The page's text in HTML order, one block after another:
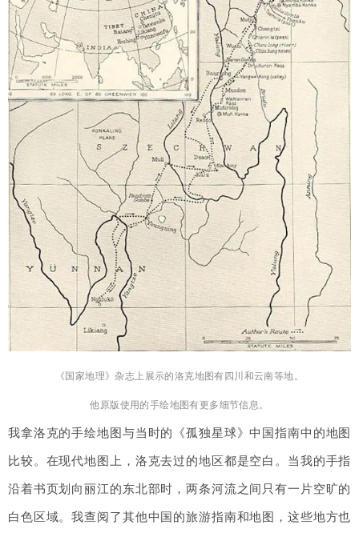
《国家地理》杂志上展示的洛克地图有四川和云南等地。
他原版使用的手绘地图有更多细节信息。
我拿洛克的手绘地图与当时的《孤独星球》中国指南中的地图
比较。在现代地图上，洛克去过的地区都是空白。当我的手指
沿着书页划向丽江的东北部时，两条河流之间只有一片空旷的
白色区域。我查阅了其他中国的旅游指南和地图，这些地方也